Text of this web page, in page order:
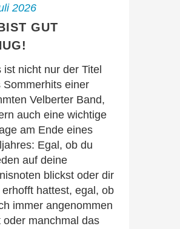
2026
GUT
ist nicht nur der Titel
Sommerhits einer
Velberter Band,
auch eine wichtige
am Ende eines
Egal, ob du
auf deine
blickst oder dir
erhofft hattest, egal, ob
immer angenommen
oder manchmal das